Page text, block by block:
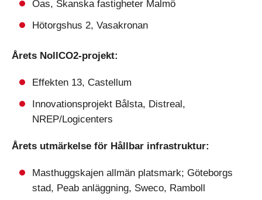
Oas, Skanska fastigheter Malmö
Hötorgshus 2, Vasakronan
Årets NollCO2-projekt:
Effekten 13, Castellum
Innovationsprojekt Bålsta, Distreal,
NREP/Logicenters
Årets utmärkelse för Hållbar infrastruktur:
Masthuggskajen allmän platsmark; Göteborgs
stad, Peab anläggning, Sweco, Ramboll